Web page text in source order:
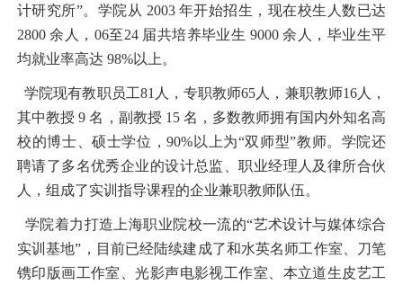
计研究所”。学院从 2003 年开始招生，现在校生人数已达
2800 余人，06至24 届共培养毕业生 9000 余人，毕业生平
均就业率高达 98%以上。
学院现有教职员工81人，专职教师65人，兼职教师16人，
其中教授 9 名，副教授 15 名，多数教师拥有国内外知名高
校的博士、硕士学位，90%以上为“双师型”教师。学院还
聘请了多名优秀企业的设计总监、职业经理人及律所合伙
人，组成了实训指导课程的企业兼职教师队伍。
学院着力打造上海职业院校一流的“艺术设计与媒体综合
实训基地”，目前已经陆续建成了和水英名师工作室、刀笔
镌印版画工作室、光影声电影视工作室、本立道生皮艺工